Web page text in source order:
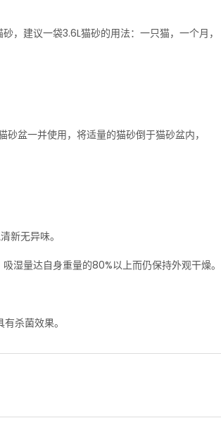
，建议一袋3.6L猫砂的用法：一只猫，一个月，
盆一并使用，将适量的猫砂倒于猫砂盆内，
新无异味。
湿量达自身重量的80%以上而仍保持外观干燥。
杀菌效果。